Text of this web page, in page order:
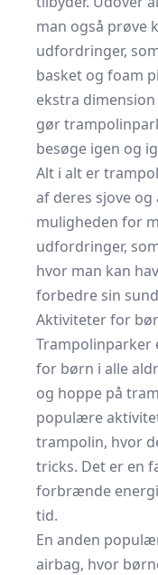
man også prøve
udfordringer,
basket og foam
ekstra
gør
besøge igen og
Alt i alt er
af deres sjove
muligheden for
udfordringer,
hvor man kan
forbedre sin
Aktiviteter for
Trampolinparker
for børn i alle
og hoppe på
populære
trampolin, hvor
tricks. Det er en
forbrænde energi
tid.
En anden
airbag, hvor